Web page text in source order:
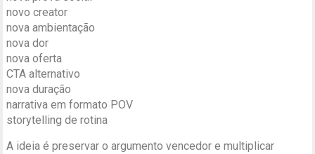
novo creator
nova ambientação
nova dor
nova oferta
CTA alternativo
nova duração
narrativa em formato POV
storytelling de rotina
A ideia é preservar o argumento vencedor e multiplicar